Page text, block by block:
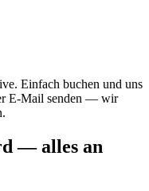
Einfach buchen und uns
E-Mail senden — wir
— alles an